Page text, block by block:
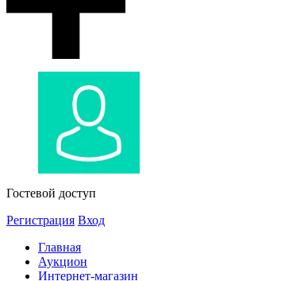
Гостевой доступ
Регистрация Вход
Главная
Аукцион
Интернет-магазин